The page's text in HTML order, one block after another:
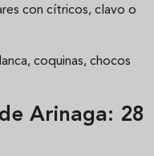
con cítricos, clavo o
coquinas, chocos
Arinaga: 28